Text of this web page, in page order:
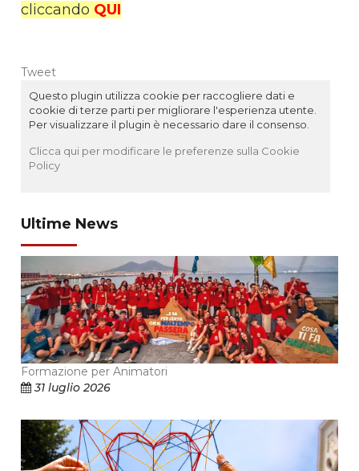
cliccando QUI
Tweet
Questo plugin utilizza cookie per raccogliere dati e
cookie di terze parti per migliorare l'esperienza utente.
Per visualizzare il plugin è necessario dare il consenso.
Clicca qui per modificare le preferenze sulla Cookie
Policy
Ultime News
Formazione per Animatori
31 luglio 2026